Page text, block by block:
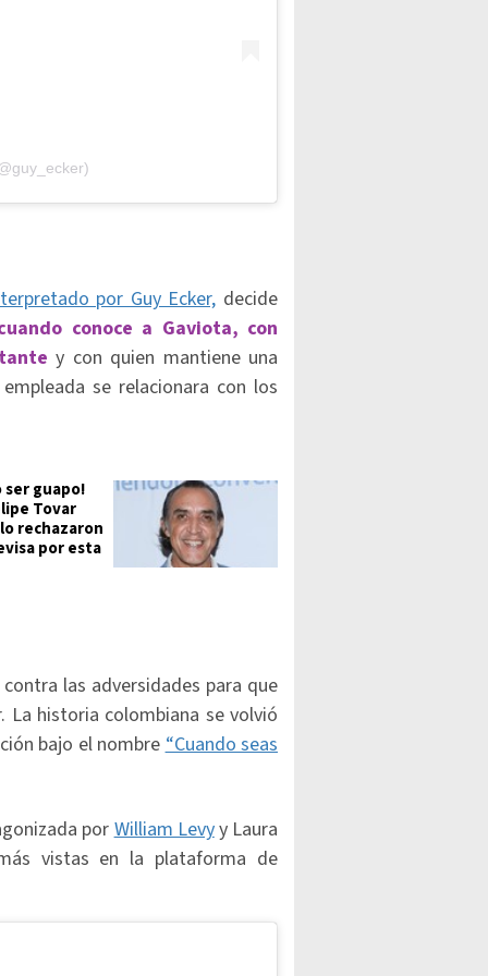
por Guy Ecker, decide
conoce a Gaviota, con
y con quien mantiene una
se relacionara con los
ser guapo!
Tovar
rechazaron
por esta
las adversidades para que
historia colombiana se volvió
bajo el nombre “Cuando seas
porWilliam Levyy Laura
vistas en la plataforma de